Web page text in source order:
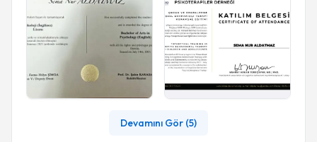
Devamını Gör (5)